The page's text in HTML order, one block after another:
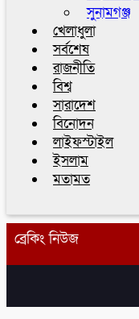
সুনামগঞ্জ
খেলাধুলা
সর্বশেষ
রাজনীতি
বিশ্ব
সারাদেশ
বিনোদন
লাইফস্টাইল
ইসলাম
মতামত
ব্রেকিং নিউজ